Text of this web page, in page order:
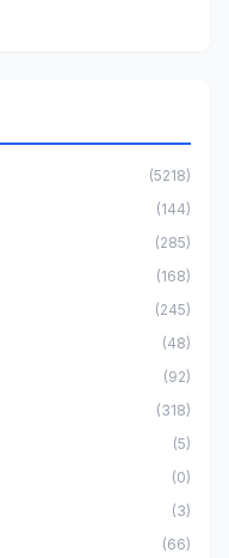
(5218)
(144)
(285)
(168)
(245)
(48)
(92)
(318)
(5)
(0)
(3)
(66)